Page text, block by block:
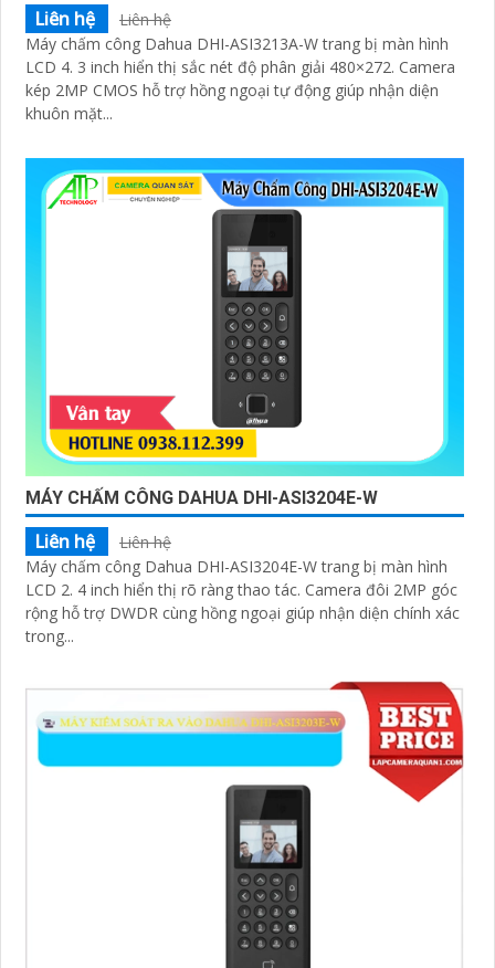
Liên hệ
Liên hệ
Máy chấm công Dahua DHI-ASI3213A-W trang bị màn hình
LCD 4. 3 inch hiển thị sắc nét độ phân giải 480×272. Camera
kép 2MP CMOS hỗ trợ hồng ngoại tự động giúp nhận diện
khuôn mặt...
MÁY CHẤM CÔNG DAHUA DHI-ASI3204E-W
Liên hệ
Liên hệ
Máy chấm công Dahua DHI-ASI3204E-W trang bị màn hình
LCD 2. 4 inch hiển thị rõ ràng thao tác. Camera đôi 2MP góc
rộng hỗ trợ DWDR cùng hồng ngoại giúp nhận diện chính xác
trong...